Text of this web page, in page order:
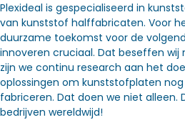
Plexideal is gespecialiseerd in
van kunststof halffabricaten. Voor
duurzame toekomst voor de
innoveren cruciaal. Dat beseffen wij
zijn we continu research aan het
oplossingen om kunststofplaten
fabriceren. Dat doen we niet alleen.
bedrijven wereldwijd!